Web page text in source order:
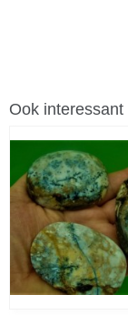
Ook interessant